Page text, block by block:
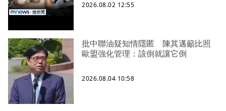
2026.08.02 12:55
批中聯油疑知情隱匿 陳其邁籲比照
歐盟強化管理：該倒就讓它倒
2026.08.04 10:58